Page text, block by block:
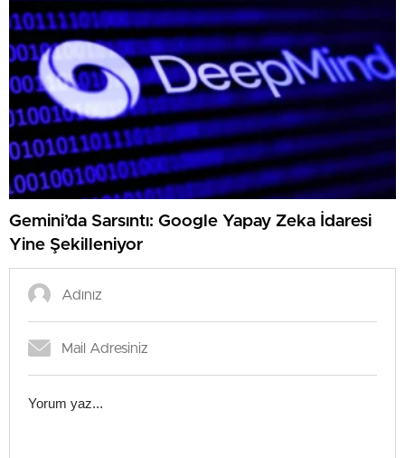
Gemini’da Sarsıntı: Google Yapay Zeka İdaresi
Yine Şekilleniyor